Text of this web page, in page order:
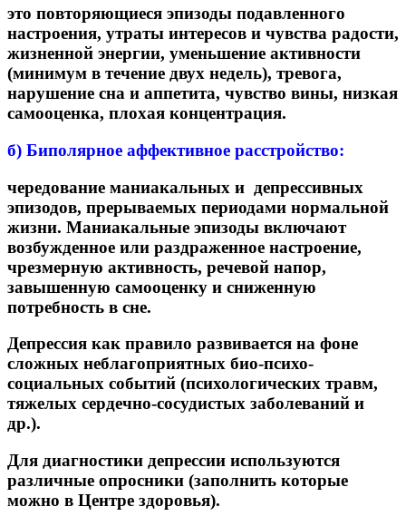
это повторяющиеся эпизоды подавленного
настроения, утраты интересов и чувства радости,
жизненной энергии, уменьшение активности
(минимум в течение двух недель), тревога,
нарушение сна и аппетита, чувство вины, низкая
самооценка, плохая концентрация.
б) Биполярное аффективное расстройство:
чередование маниакальных и депрессивных
эпизодов, прерываемых периодами нормальной
жизни. Маниакальные эпизоды включают
возбужденное или раздраженное настроение,
чрезмерную активность, речевой напор,
завышенную самооценку и сниженную
потребность в сне.
Депрессия как правило развивается на фоне
сложных неблагоприятных био-психо-
социальных событий (психологических травм,
тяжелых сердечно-сосудистых заболеваний и
др.).
Для диагностики депрессии используются
различные опросники (заполнить которые
можно в Центре здоровья).